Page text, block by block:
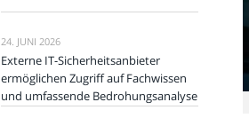
24. JUNI 2026
Externe IT-Sicherheitsanbieter
ermöglichen Zugriff auf Fachwissen
und umfassende Bedrohungsanalyse